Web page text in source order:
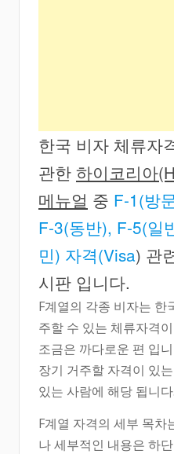
한국 비자 체류자
관한 하이코리아
메뉴얼 중 F-1(방
F-3(동반), F-5(일
민) 자격(Visa) 관
시판 입니다.
F계열의 각종 비자는 한
주할 수 있는 체류자격
조금은 까다로운 편 입
장기 거주할 자격이 있
있는 사람에 해당 됩니다.
F계열 자격의 세부 목차
나 세부적인 내용은 하